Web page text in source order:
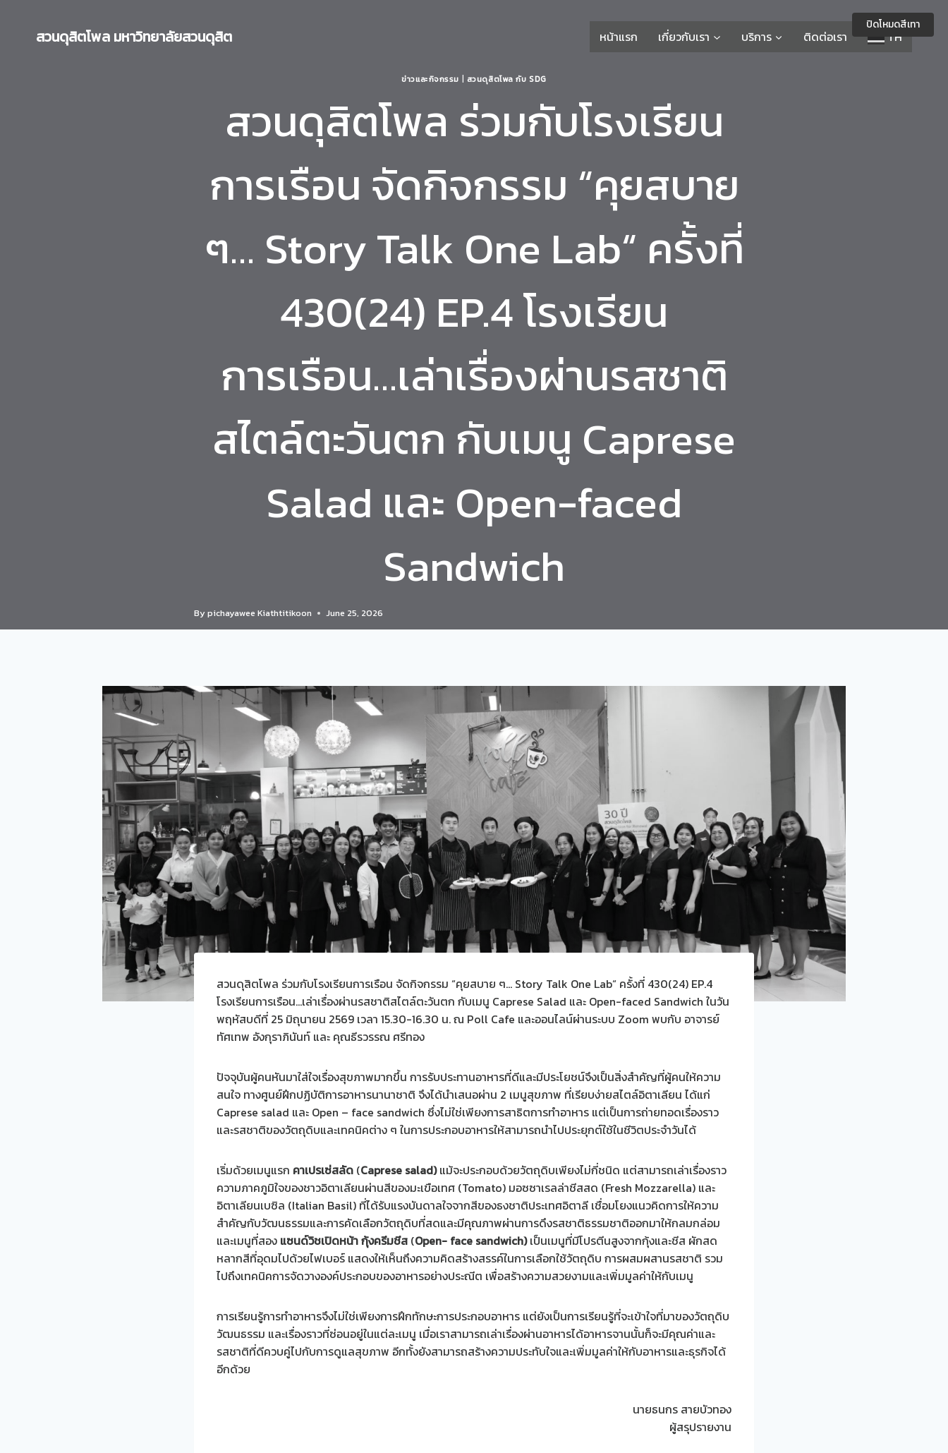
contentสวนดุสิตโพล มหาวิทยาลัยสวนดุสิต หน้าแรก เกี่ยวกับเรา บริการ ติดต่อเรา TH
ข่าวและกิจกรรม สวนดุสิตโพล กับ SDG
สวนดุสิตโพล ร่วมกับโรงเรียน
การเรือน จัดกิจกรรม “คุยสบาย
ๆ… Story Talk One Lab“ ครั้งที่
430(24) EP.4 โรงเรียน
การเรือน…เล่าเรื่องผ่านรสชาติ
สไตล์ตะวันตก กับเมนู Caprese
Salad และ Open-faced
Sandwich
By pichayawee Kiathtitikoon June 25, 2026
สวนดุสิตโพล ร่วมกับโรงเรียนการเรือน จัดกิจกรรม “คุยสบาย ๆ… Story Talk One Lab“ ครั้งที่ 430(24) EP.4
โรงเรียนการเรือน…เล่าเรื่องผ่านรสชาติสไตล์ตะวันตก กับเมนู Caprese Salad และ Open-faced Sandwich ในวัน
พฤหัสบดีที่ 25 มิถุนายน 2569 เวลา 15.30-16.30 น. ณ Poll Cafe และออนไลน์ผ่านระบบ Zoom พบกับ อาจารย์
ทัศเทพ อังกุราภินันท์ และ คุณธีรวรรณ ศรีทอง
ปัจจุบันผู้คนหันมาใส่ใจเรื่องสุขภาพมากขึ้น การรับประทานอาหารที่ดีและมีประโยชน์จึงเป็นสิ่งสำคัญที่ผู้คนให้ความ
สนใจ ทางศูนย์ฝึกปฏิบัติการอาหารนานาชาติ จึงได้นำเสนอผ่าน 2 เมนูสุขภาพ ที่เรียบง่ายสไตล์อิตาเลียน ได้แก่
Caprese salad และ Open – face sandwich ซึ่งไม่ใช่เพียงการสาธิตการทำอาหาร แต่เป็นการถ่ายทอดเรื่องราว
และรสชาติของวัตถุดิบและเทคนิคต่าง ๆ ในการประกอบอาหารให้สามารถนำไปประยุกต์ใช้ในชีวิตประจำวันได้
เริ่มด้วยเมนูแรก คาเปรเซ่สลัด (Caprese salad)แม้จะประกอบด้วยวัตถุดิบเพียงไม่กี่ชนิด แต่สามารถเล่าเรื่องราว
ความภาคภูมิใจของชาวอิตาเลียนผ่านสีของมะเขือเทศ (Tomato) มอซซาเรลล่าชีสสด (Fresh Mozzarella) และ
อิตาเลียนเบซิล (Italian Basil) ที่ได้รับแรงบันดาลใจจากสีของธงชาติประเทศอิตาลี เชื่อมโยงแนวคิดการให้ความ
สำคัญกับวัฒนธรรมและการคัดเลือกวัตถุดิบที่สดและมีคุณภาพผ่านการดึงรสชาติธรรมชาติออกมาให้กลมกล่อม
และเมนูที่สอง แซนด์วิชเปิดหน้า กุ้งครีมชีส (Open- face sandwich)เป็นเมนูที่มีโปรตีนสูงจากกุ้งและชีส ผักสด
หลากสีที่อุดมไปด้วยไฟเบอร์ แสดงให้เห็นถึงความคิดสร้างสรรค์ในการเลือกใช้วัตถุดิบ การผสมผสานรสชาติ รวม
ไปถึงเทคนิคการจัดวางองค์ประกอบของอาหารอย่างประณีต เพื่อสร้างความสวยงามและเพิ่มมูลค่าให้กับเมนู
การเรียนรู้การทำอาหารจึงไม่ใช่เพียงการฝึกทักษะการประกอบอาหาร แต่ยังเป็นการเรียนรู้ที่จะเข้าใจที่มาของวัตถุดิบ
วัฒนธรรม และเรื่องราวที่ซ่อนอยู่ในแต่ละเมนู เมื่อเราสามารถเล่าเรื่องผ่านอาหารได้อาหารจานนั้นก็จะมีคุณค่าและ
รสชาติที่ดีควบคู่ไปกับการดูแลสุขภาพ อีกทั้งยังสามารถสร้างความประทับใจและเพิ่มมูลค่าให้กับอาหารและธุรกิจได้
อีกด้วย
นายธนกร สายบัวทอง
ผู้สรุปรายงาน
ปิดโหมดสีเทา